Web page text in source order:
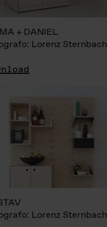
+ DANIEL
Lorenz Sternbach
Lorenz Sternbach